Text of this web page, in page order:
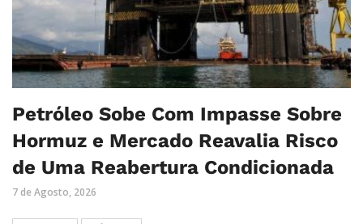
Petróleo Sobe Com Impasse Sobre
Hormuz e Mercado Reavalia Risco
de Uma Reabertura Condicionada
7 de Agosto, 2026